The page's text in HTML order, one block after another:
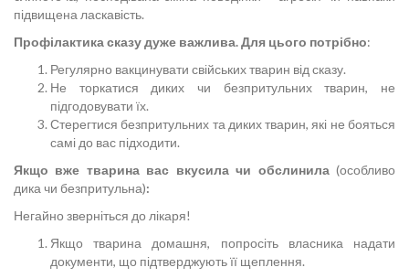
підвищена ласкавість.
Профілактика сказу дуже важлива. Для цього потрібно:
Регулярно вакцинувати свійських тварин від сказу.
Не торкатися диких чи безпритульних тварин, не
підгодовувати їх.
Стерегтися безпритульних та диких тварин, які не бояться
самі до вас підходити.
Якщо вже тварина вас вкусила чи обслинила (особливо
дика чи безпритульна):
Негайно зверніться до лікаря!
Якщо тварина домашня, попросіть власника надати
документи, що підтверджують її щеплення.